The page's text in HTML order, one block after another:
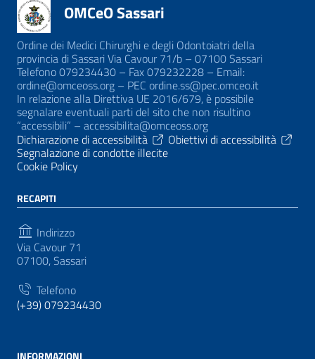
OMCeO Sassari
Ordine dei Medici Chirurghi e degli Odontoiatri della
provincia di Sassari Via Cavour 71/b – 07100 Sassari
Telefono 079234430 – Fax 079232228 – Email:
ordine@omceoss.org – PEC ordine.ss@pec.omceo.it
In relazione alla Direttiva UE 2016/679, è possibile
segnalare eventuali parti del sito che non risultino
“accessibili” – accessibilita@omceoss.org
Dichiarazione di accessibilità
Obiettivi di accessibilità
Segnalazione di condotte illecite
Cookie Policy
RECAPITI
Indirizzo
Via Cavour 71
07100, Sassari
Telefono
(+39) 079234430
INFORMAZIONI